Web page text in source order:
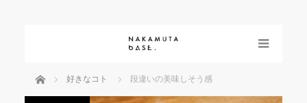
ホーム 好きなコト 段違いの美味しそう感